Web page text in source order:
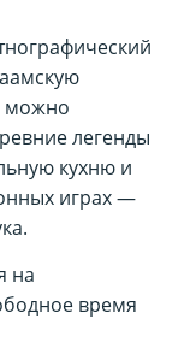
можно
легенды
кухню и
играх —
на
время